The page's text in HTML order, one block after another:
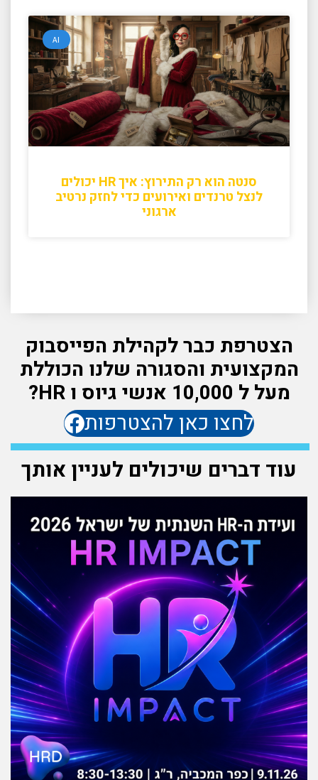
AI
סנטה הוא רק התירוץ: איך HR יכולים
לנצל טרנדים ואירועים כדי לחזק נרטיב
ארגוני
הצטרפת כבר לקהילת הפייסבוק
המקצועית והסגורה שלנו הכוללת
מעל ל 10,000 אנשי גיוס ו HR?
לחצו כאן להצטרפות
עוד דברים שיכולים לעניין אותך